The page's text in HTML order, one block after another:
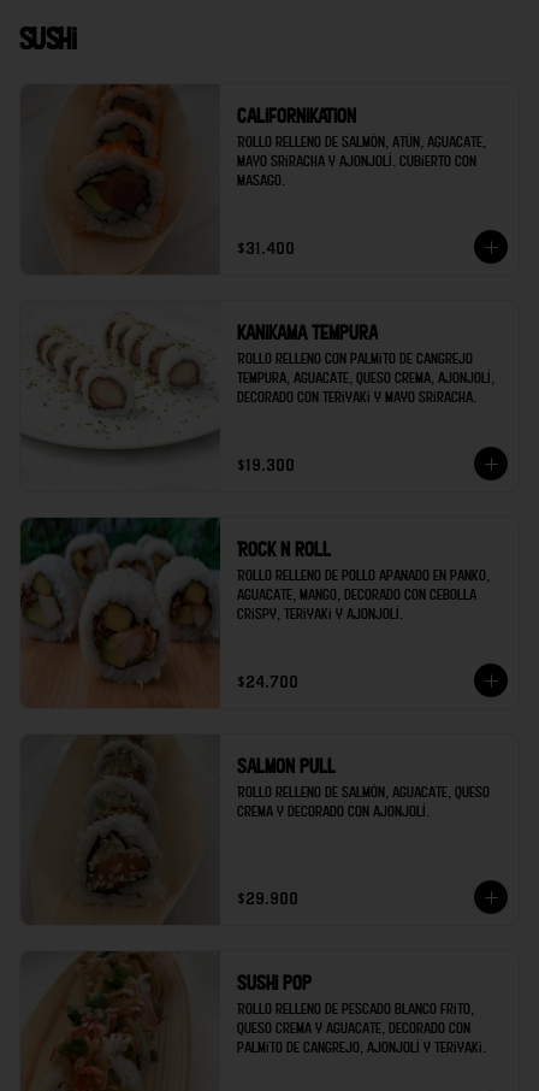
Sushi
Californikation
Rollo relleno de salmón, atún, aguacate,
mayo sriracha y ajonjolí. Cubierto con
masago.
$31.400
Kanikama tempura
Rollo relleno con palmito de cangrejo
tempura, aguacate, queso crema, ajonjolí,
decorado con teriyaki y mayo sriracha.
$19.300
Rock n roll
Rollo relleno de pollo apanado en panko,
aguacate, mango, decorado con cebolla
crispy, teriyaki y ajonjolí.
$24.700
Salmon pull
Rollo relleno de salmón, aguacate, queso
crema y decorado con ajonjolí.
$29.900
Sushi pop
Rollo relleno de pescado blanco frito,
queso crema y aguacate, decorado con
palmito de cangrejo, ajonjolí y teriyaki.